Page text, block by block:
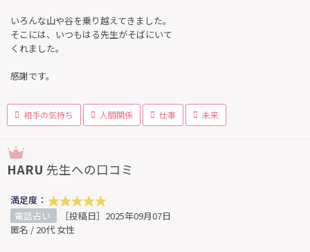
いろんな山や谷を乗り越えてきました。
そこには、いつもはる先生がそばにいて
くれました。
感謝です。
相手の気持ち 人間関係 仕事 未来
HARU 先生への口コミ
満足度：
電話占い
［投稿日］2025年09月07日
匿名 / 20代 女性